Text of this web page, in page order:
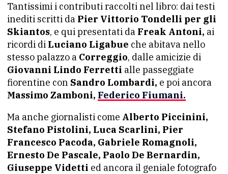
Tantissimi i contributi raccolti nel libro: dai testi
inediti scritti da Pier Vittorio Tondelli per gli
Skiantos, e qui presentati da Freak Antoni, ai
ricordi di Luciano Ligabue che abitava nello
stesso palazzo a Correggio, dalle amicizie di
Giovanni Lindo Ferretti alle passeggiate
fiorentine con Sandro Lombardi, e poi ancora
Massimo Zamboni, Federico Fiumani.
Ma anche giornalisti come Alberto Piccinini,
Stefano Pistolini, Luca Scarlini, Pier
Francesco Pacoda, Gabriele Romagnoli,
Ernesto De Pascale, Paolo De Bernardin,
Giuseppe Videtti ed ancora il geniale fotografo